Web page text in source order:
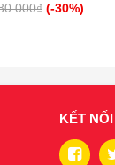
(-30%)
KẾT